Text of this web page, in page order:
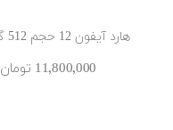
هارد آیفون 12 حجم 512 گیگابایت
11٬800٬000 ‎تومان